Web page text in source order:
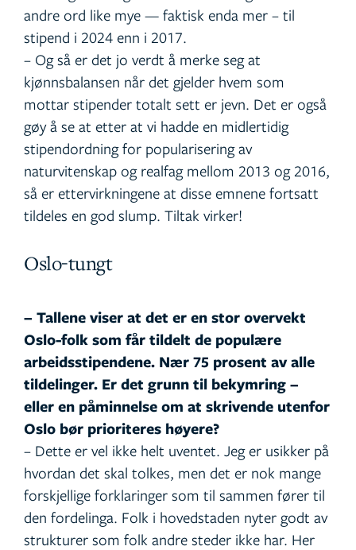
andre ord like mye — faktisk enda mer – til
stipend i 2024 enn i 2017.
– Og så er det jo verdt å merke seg at
kjønnsbalansen når det gjelder hvem som
mottar stipender totalt sett er jevn. Det er også
gøy å se at etter at vi hadde en midlertidig
stipendordning for popularisering av
naturvitenskap og realfag mellom 2013 og 2016,
så er ettervirkningene at disse emnene fortsatt
tildeles en god slump. Tiltak virker!
Oslo-tungt
– Tallene viser at det er en stor overvekt
Oslo-folk som får tildelt de populære
arbeidsstipendene. Nær 75 prosent av alle
tildelinger. Er det grunn til bekymring –
eller en påminnelse om at skrivende utenfor
Oslo bør prioriteres høyere?
– Dette er vel ikke helt uventet. Jeg er usikker på
hvordan det skal tolkes, men det er nok mange
forskjellige forklaringer som til sammen fører til
den fordelinga. Folk i hovedstaden nyter godt av
strukturer som folk andre steder ikke har. Her